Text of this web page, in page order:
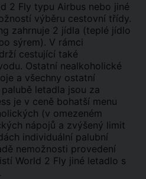
2 Fly typu Airbus nebo jiné
výběru cestovní třídy.
zahrnuje 2 jídla (teplé jídlo
sýrem). V rámci
cestující také
Ostatní nealkoholické
a všechny ostatní
letadla jsou za
je v ceně bohatší menu
(v omezeném
nápojů a zvýšený limit
individuální palubní
nemožnosti provedení
World 2 Fly jiné letadlo s